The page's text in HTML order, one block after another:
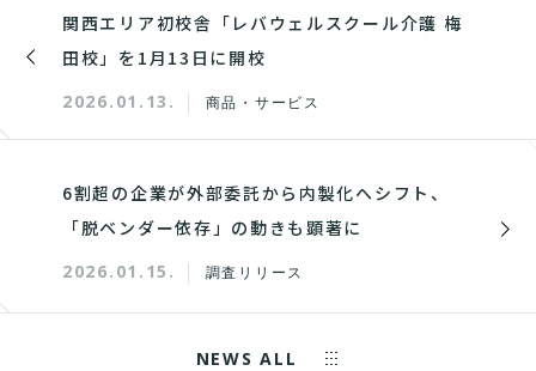
関西エリア初校舎「レバウェルスクール介護 梅
田校」を1月13日に開校
2026.01.13. 商品・サービス
6割超の企業が外部委託から内製化へシフト、
「脱ベンダー依存」の動きも顕著に
2026.01.15. 調査リリース
NEWS ALL